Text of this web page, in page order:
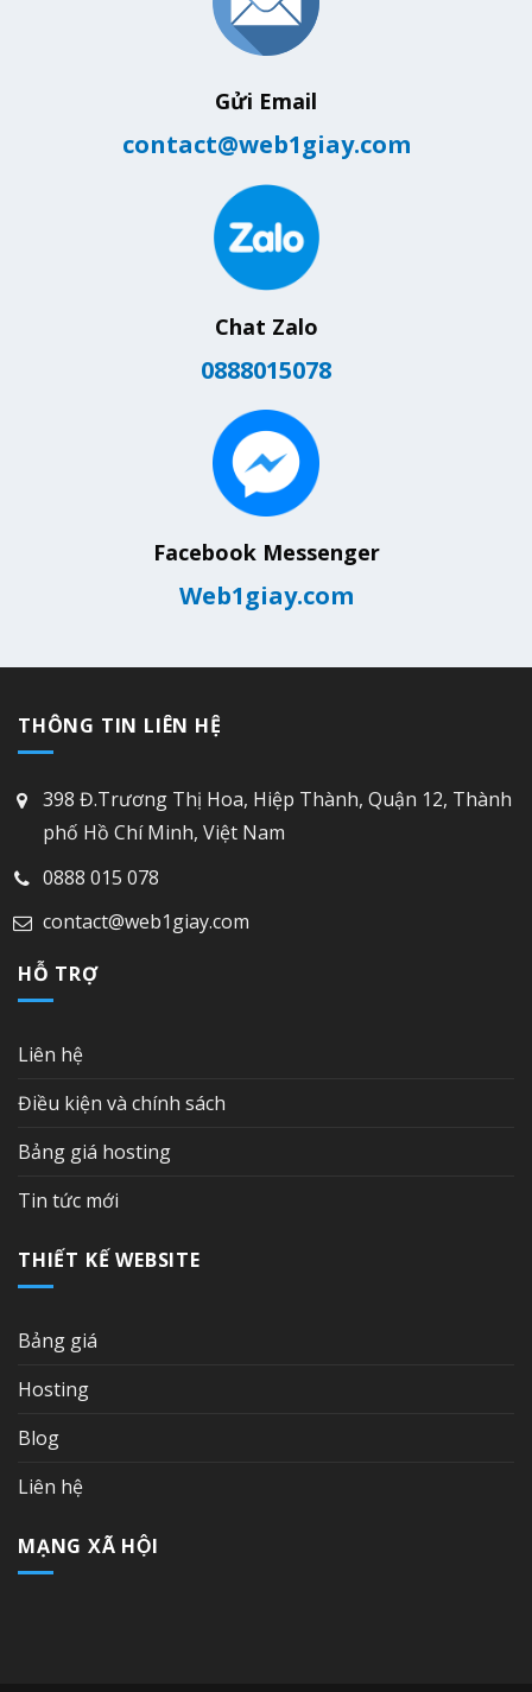
Gửi Email
contact@web1giay.com
Chat Zalo
0888015078
Facebook Messenger
Web1giay.com
THÔNG TIN LIÊN HỆ
398 Đ.Trương Thị Hoa, Hiệp Thành, Quận 12, Thành
phố Hồ Chí Minh, Việt Nam
0888 015 078
contact@web1giay.com
HỖ TRỢ
Liên hệ
Điều kiện và chính sách
Bảng giá hosting
Tin tức mới
THIẾT KẾ WEBSITE
Bảng giá
Hosting
Blog
Liên hệ
MẠNG XÃ HỘI